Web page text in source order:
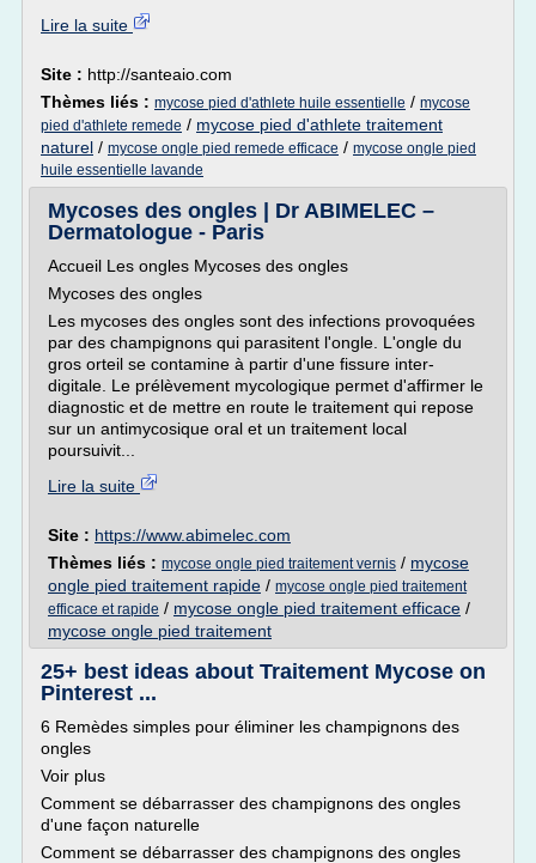
Lire la suite
Site : http://santeaio.com
Thèmes liés : mycose pied d'athlete huile essentielle / mycose
pied d'athlete remede / mycose pied d'athlete traitement
naturel / mycose ongle pied remede efficace / mycose ongle pied
huile essentielle lavande
Mycoses des ongles | Dr ABIMELEC –
Dermatologue - Paris
Accueil Les ongles Mycoses des ongles
Mycoses des ongles
Les mycoses des ongles sont des infections provoquées
par des champignons qui parasitent l'ongle. L'ongle du
gros orteil se contamine à partir d'une fissure inter-
digitale. Le prélèvement mycologique permet d'affirmer le
diagnostic et de mettre en route le traitement qui repose
sur un antimycosique oral et un traitement local
poursuivit...
Lire la suite
Site : https://www.abimelec.com
Thèmes liés : mycose ongle pied traitement vernis / mycose
ongle pied traitement rapide / mycose ongle pied traitement
efficace et rapide / mycose ongle pied traitement efficace /
mycose ongle pied traitement
25+ best ideas about Traitement Mycose on
Pinterest ...
6 Remèdes simples pour éliminer les champignons des
ongles
Voir plus
Comment se débarrasser des champignons des ongles
d'une façon naturelle
Comment se débarrasser des champignons des ongles